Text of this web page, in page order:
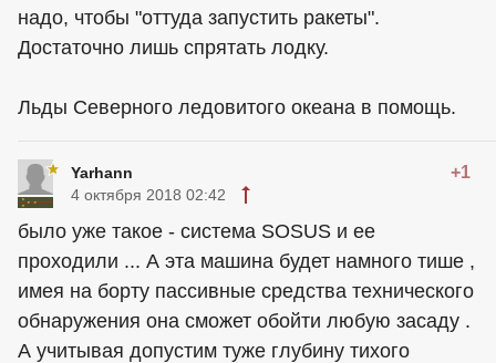
надо, чтобы "оттуда запустить ракеты".
Достаточно лишь спрятать лодку.
Льды Северного ледовитого океана в помощь.
Yarhann +1
4 октября 2018 02:42
было уже такое - система SOSUS и ее
проходили ... А эта машина будет намного тише ,
имея на борту пассивные средства технического
обнаружения она сможет обойти любую засаду .
А учитывая допустим туже глубину тихого